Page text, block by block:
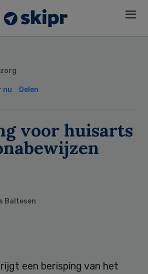
nu Delen
voor huisarts
Baltesen
een berisping van het